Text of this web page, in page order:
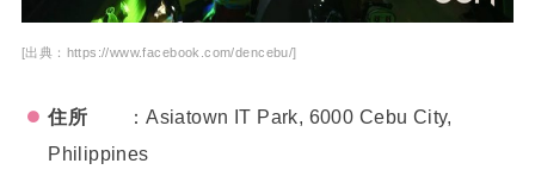
[出典：https://www.facebook.com/dencebu/]
住所：Asiatown IT Park, 6000 Cebu City,
Philippines